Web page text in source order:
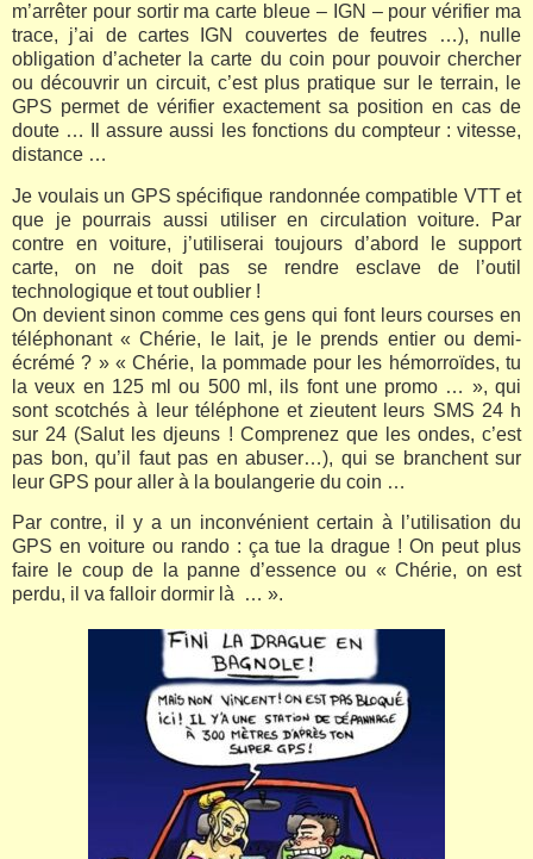
m’arrêter pour sortir ma carte bleue – IGN – pour vérifier ma
trace, j’ai de cartes IGN couvertes de feutres …), nulle
obligation d’acheter la carte du coin pour pouvoir chercher
ou découvrir un circuit, c’est plus pratique sur le terrain, le
GPS permet de vérifier exactement sa position en cas de
doute … Il assure aussi les fonctions du compteur : vitesse,
distance …
Je voulais un GPS spécifique randonnée compatible VTT et
que je pourrais aussi utiliser en circulation voiture. Par
contre en voiture, j’utiliserai toujours d’abord le support
carte, on ne doit pas se rendre esclave de l’outil
technologique et tout oublier !
On devient sinon comme ces gens qui font leurs courses en
téléphonant « Chérie, le lait, je le prends entier ou demi-
écrémé ? » « Chérie, la pommade pour les hémorroïdes, tu
la veux en 125 ml ou 500 ml, ils font une promo … », qui
sont scotchés à leur téléphone et zieutent leurs SMS 24 h
sur 24 (Salut les djeuns ! Comprenez que les ondes, c’est
pas bon, qu’il faut pas en abuser…), qui se branchent sur
leur GPS pour aller à la boulangerie du coin …
Par contre, il y a un inconvénient certain à l’utilisation du
GPS en voiture ou rando : ça tue la drague ! On peut plus
faire le coup de la panne d’essence ou « Chérie, on est
perdu, il va falloir dormir là … ».